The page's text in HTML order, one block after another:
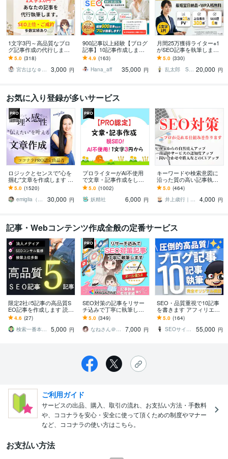
1文字3円～高品質なブロ
グ記事作成の代行します
現役ブロガーがあなたの
「書いてほしい」記事を
作成
5.0 (318)
宮古はな☺︎ブロガーでライター
3,000 円
900記事以上経験【ブログ
記事】10記事作成します
7000文字・ワードプレス
入稿可！キーワード選
定・画像全込み
4.9 (163)
Hana_aff
35,000 円
月間25万獲得ライター※1
がSEO記事を執筆します
1文字1円の低価格！WP入
稿無料！記事数・文字数
自由！
5.0 (330)
乱太郎 SEOライター 20,000 円
お気に入り登録が多いサービス
ロジックとセンスで"心を
掴む"文章を作成します あ
なたの「実現したい未
来」を叶えるための渾身
のライティング
5.0 (1520)
emiglia（エミリア）
30,000 円
プロライターがAI不使用
で文章・記事作成をしま
す ホームページ、アフィ
リエイト、ゲーム記事な
ども楽しく執筆中！
5.0 (1002)
妖精社
6,000 円
キーワードや検索意図に
沿った質の高い記事執筆
します ランキング1位獲得
済ライター、出版賞受賞
ライターが心をこめて
5.0 (464)
井上歳行｜SEO対策×Webライティング
4,000 円
記事・Webコンテンツ作成全般の定番サービス
限定2社//5記事の高品質S
EO記事を作成します 読者
に読まる！SEO対策に強
い！両立した記事を執筆
します。
4.6 (27)
検索一番本舗■SEO対策
5,000 円
SEO対策の記事をリサー
チ込みで丁寧に執筆しま
す 文字単価3.5円でワード
プレス入稿も対応！画像1
枚つけます！
5.0 (349)
なねさん＠Webライター
7,000 円
SEO・品質重視で10記事
を書きます アフィリエイ
トとかブログ、コラムと
かなんでも出来ます。
5.0 (164)
SEOサイボーグ
55,000 円
ご利用ガイド
サービスの出品、購入、取引の流れ、お支払い方法・手数料
や、ココナラを安心・安全に使って頂くための制度やマナー
など、ココナラの使い方はこちら。
お支払い方法